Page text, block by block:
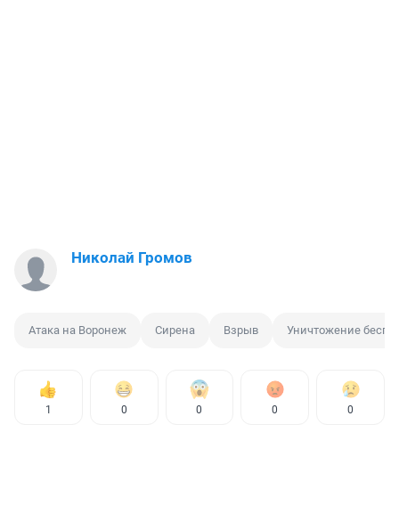
Николай Громов
Атака на Воронеж Сирена Взрыв Уничтожение
1 0 0 0 0